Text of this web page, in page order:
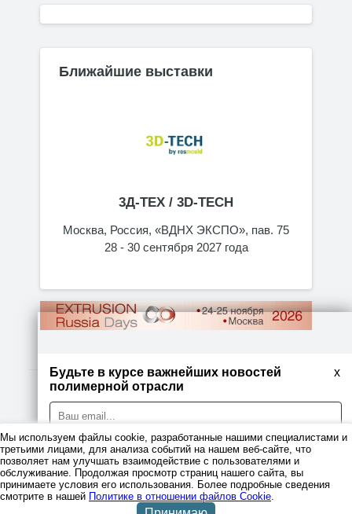
Ближайшие выставки
3Д-ТЕХ / 3D-TECH
Москва, Россия, «ВДНХ ЭКСПО», пав. 75
28 - 30 сентября 2027 года
x
Будьте в курсе важнейших новостей
полимерной отрасли
Я даю согласие на обработку персональных данных
Правовая информация
Политика
конфиденциальности
Мы используем файлы cookie, разработанные нашими специалистами и
третьими лицами, для анализа событий на нашем веб-сайте, что
позволяет нам улучшать взаимодействие с пользователями и
обслуживание. Продолжая просмотр страниц нашего сайта, вы
принимаете условия его использования. Более подробные сведения
смотрите в нашей Политике в отношении файлов Cookie.